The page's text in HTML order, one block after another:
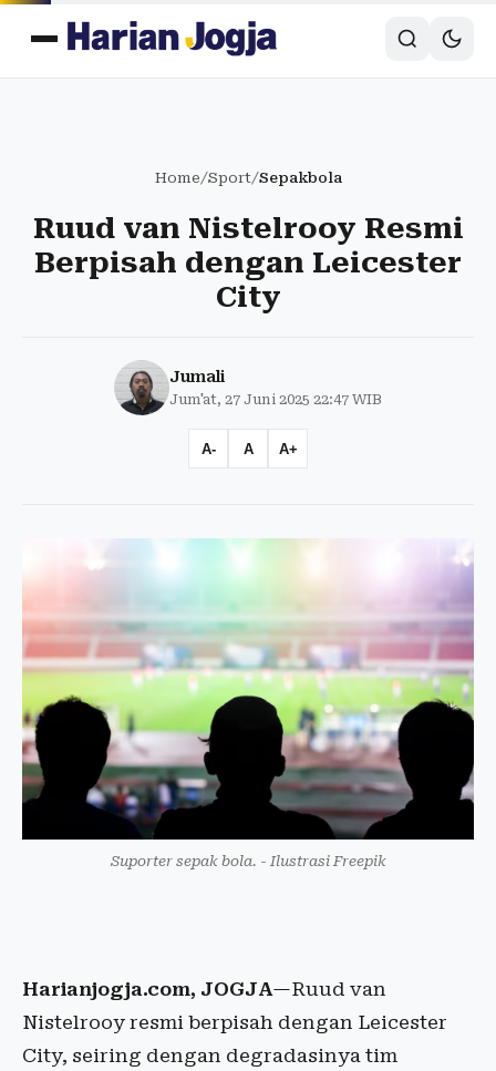
Home/Sport/Sepakbola
Ruud van Nistelrooy Resmi
Berpisah dengan Leicester
City
Jumali
Jum'at, 27 Juni 2025 22:47 WIB
A- A A+
Suporter sepak bola. - Ilustrasi Freepik
Harianjogja.com, JOGJA—Ruud van
Nistelrooy resmi berpisah dengan Leicester
City, seiring dengan degradasinya tim